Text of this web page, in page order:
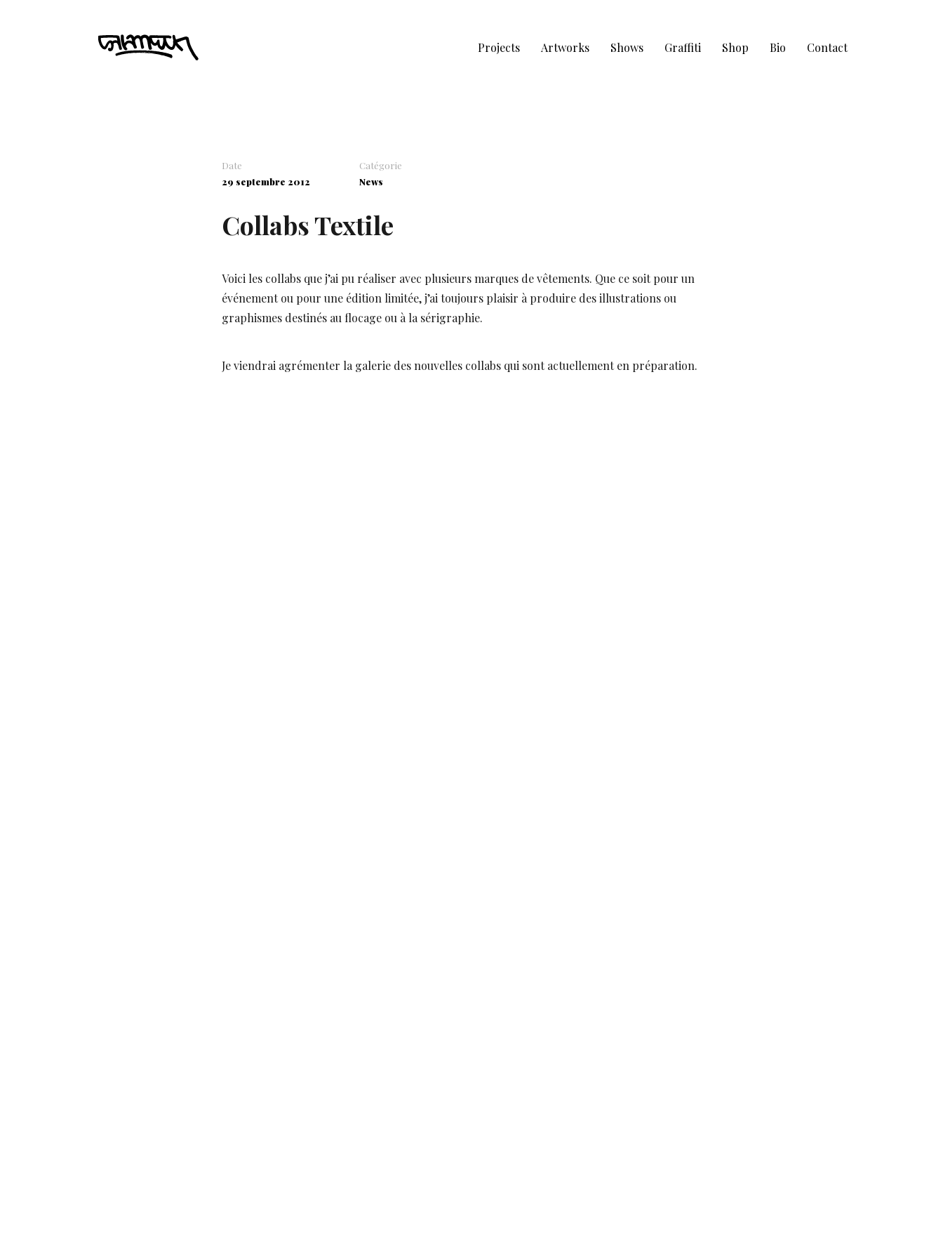
Projects Artworks Shows Graffiti Shop Bio Contact
Date
29 septembre 2012
Catégorie
News
Collabs Textile
Voici les collabs que j’ai pu réaliser avec plusieurs marques de vêtements. Que ce soit pour un
événement ou pour une édition limitée, j’ai toujours plaisir à produire des illustrations ou
graphismes destinés au flocage ou à la sérigraphie.
Je viendrai agrémenter la galerie des nouvelles collabs qui sont actuellement en préparation.